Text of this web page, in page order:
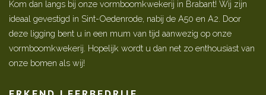
Kom dan langs bij onze vormboomkwekerij in Brabant! Wij zijn
ideaal gevestigd in Sint-Oedenrode, nabij de A50 en A2. Door
deze ligging bent u in een mum van tijd aanwezig op onze
vormboomkwekerij. Hopelijk wordt u dan net zo enthousiast van
onze bomen als wij!